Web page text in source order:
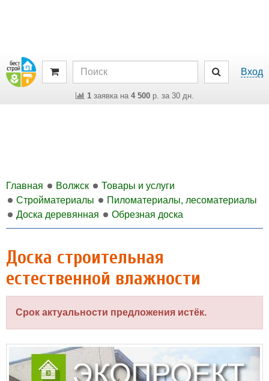
Вход
1заявка на 4 500р. за 30 дн.
Главная Волжск
Товары и услуги
Стройматериалы
Пиломатериалы, лесоматериалы
Доска деревянная
Обрезная доска
Доска строительная
естественной влажности
Срок актуальности предложения истёк.